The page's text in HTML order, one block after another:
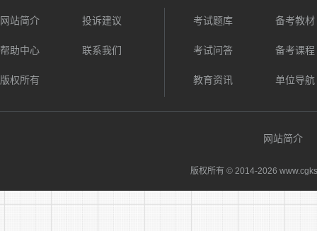
(5)最
(可通
(6)应
网站简介 投诉建议
帮助中心 联系我们
版权所有
考试题库 备考教材
考试问答 备考课程
教育资讯 单位导航
网站简介
版权所有 © 2014-2026